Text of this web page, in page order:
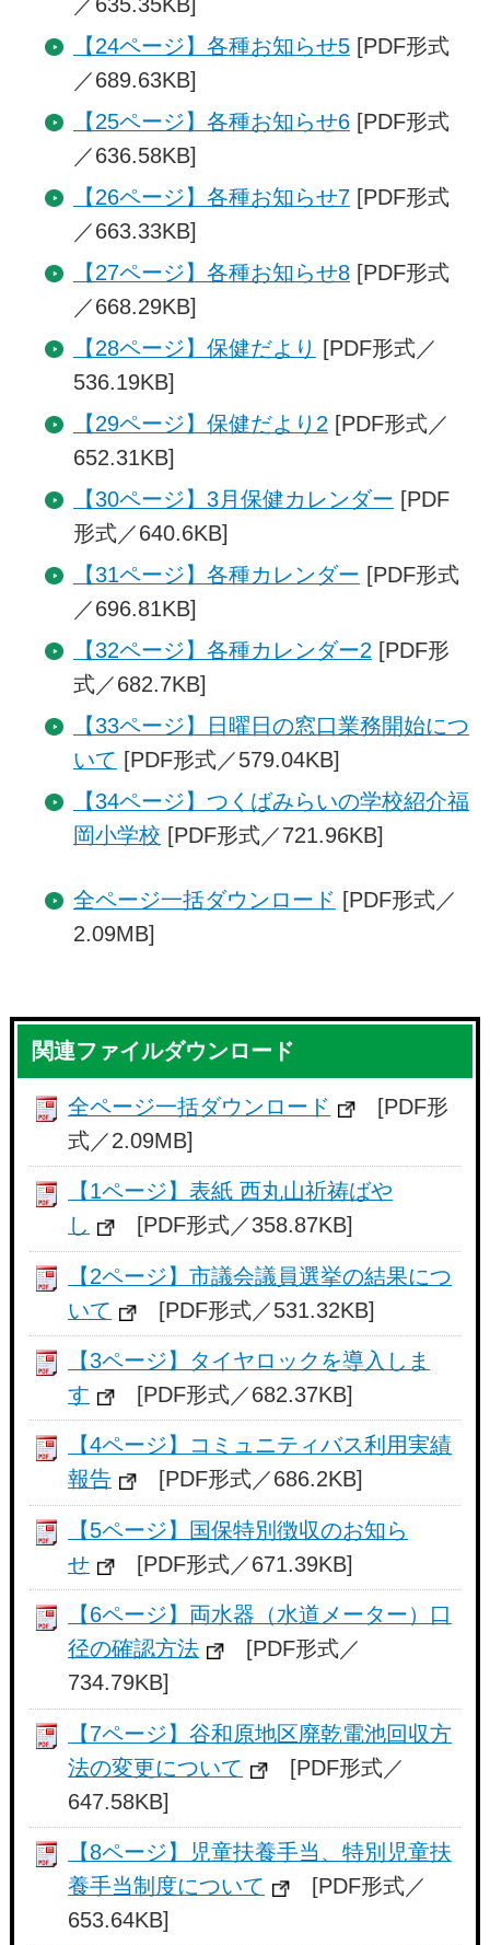
【24ページ】各種お知らせ5[PDF形式
／689.63KB]
【25ページ】各種お知らせ6[PDF形式
／636.58KB]
【26ページ】各種お知らせ7[PDF形式
／663.33KB]
【27ページ】各種お知らせ8[PDF形式
／668.29KB]
【28ページ】保健だより [PDF形式／
536.19KB]
【29ページ】保健だより2 [PDF形式／
652.31KB]
【30ページ】3月保健カレンダー [PDF
形式／640.6KB]
【31ページ】各種カレンダー [PDF形式
／696.81KB]
【32ページ】各種カレンダー2 [PDF形
式／682.7KB]
【33ページ】日曜日の窓口業務開始につ
いて [PDF形式／579.04KB]
【34ページ】つくばみらいの学校紹介福
岡小学校 [PDF形式／721.96KB]
全ページ一括ダウンロード [PDF形式／
2.09MB]
関連ファイルダウンロード
全ページ一括ダウンロード
[PDF形
式／2.09MB]
【1ページ】表紙 西丸山祈祷ばや
し
[PDF形式／358.87KB]
【2ページ】市議会議員選挙の結果につ
いて
[PDF形式／531.32KB]
【3ページ】タイヤロックを導入しま
す
[PDF形式／682.37KB]
【4ページ】コミュニティバス利用実績
報告
[PDF形式／686.2KB]
【5ページ】国保特別徴収のお知ら
せ
[PDF形式／671.39KB]
【6ページ】両水器（水道メーター）口
径の確認方法
[PDF形式／
734.79KB]
【7ページ】谷和原地区廃乾電池回収方
法の変更について
[PDF形式／
647.58KB]
【8ページ】児童扶養手当、特別児童扶
養手当制度について
[PDF形式／
653.64KB]